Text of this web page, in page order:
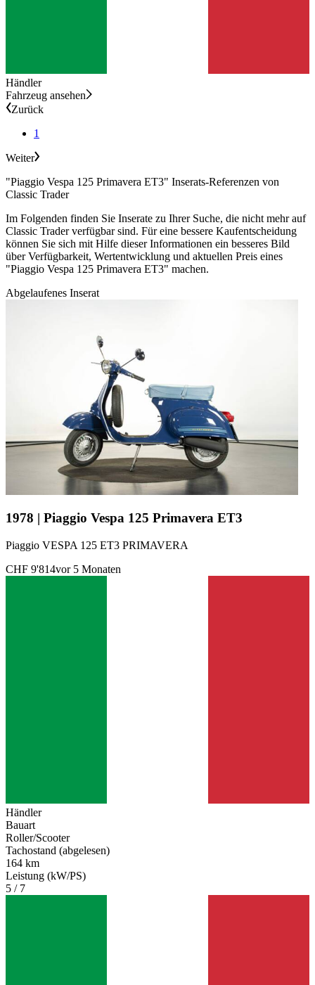
Händler
Fahrzeug ansehen
Zurück
1
Weiter
"Piaggio Vespa 125 Primavera ET3" Inserats-Referenzen von
Classic Trader
Im Folgenden finden Sie Inserate zu Ihrer Suche, die nicht mehr auf
Classic Trader verfügbar sind. Für eine bessere Kaufentscheidung
können Sie sich mit Hilfe dieser Informationen ein besseres Bild
über Verfügbarkeit, Wertentwicklung und aktuellen Preis eines
"Piaggio Vespa 125 Primavera ET3" machen.
Abgelaufenes Inserat
1978 | Piaggio Vespa 125 Primavera ET3
Piaggio VESPA 125 ET3 PRIMAVERA
CHF 9'814vor 5 Monaten
Händler
Bauart
Roller/Scooter
Tachostand (abgelesen)
164 km
Leistung (kW/PS)
5 / 7